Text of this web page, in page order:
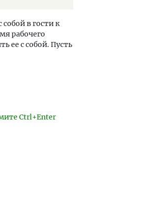
в гости к
рабочего
ее с собой. Пусть
Ctrl+Enter